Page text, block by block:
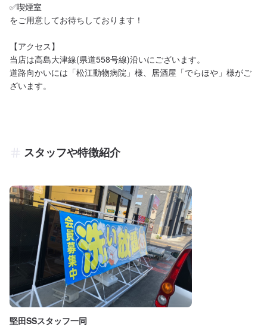
✅喫煙室
をご用意してお待ちしております！
【アクセス】
当店は高島大津線(県道558号線)沿いにございます。
道路向かいには「松江動物病院」様、居酒屋「でらほや」様がご
ざいます。
スタッフや特徴紹介
堅田SSスタッフ一同